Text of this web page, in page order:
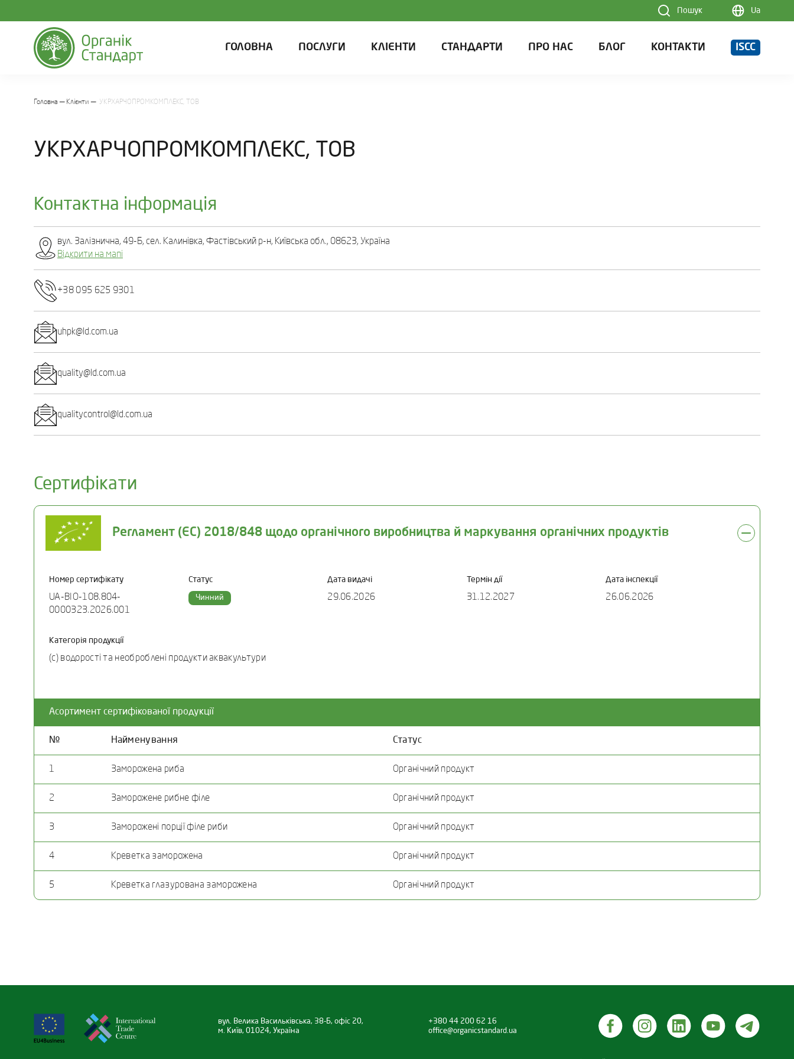
Пошук Ua
ГОЛОВНА ПОСЛУГИ КЛІЄНТИ СТАНДАРТИ ПРО НАС БЛОГ КОНТАКТИ ISCC
Головна Клієнти УКРХАРЧОПРОМКОМПЛЕКС, ТОВ
УКРХАРЧОПРОМКОМПЛЕКС, ТОВ
Контактна інформація
вул. Залізнична, 49-Б, сел. Калинівка, Фастівський р-н, Київська обл., 08623, Україна
Відкрити на мапі
+38 095 625 9301
uhpk@ld.com.ua
quality@ld.com.ua
qualitycontrol@ld.com.ua
Сертифікати
Регламент (ЄС) 2018/848 щодо органічного виробництва й маркування органічних продуктів
Номер сертифікату
UA-BIO-108.804-
0000323.2026.001
Статус
Чинний
Дата видачі
29.06.2026
Термін дії
31.12.2027
Дата інспекції
26.06.2026
Категорія продукції
(c) водорості та необроблені продукти аквакультури
Асортимент сертифікованої продукції
№ Найменування Статус
1 Заморожена риба Органічний продукт
2 Заморожене рибне філе Органічний продукт
3 Заморожені порції філе риби Органічний продукт
4 Креветка заморожена Органічний продукт
5 Креветка глазурована заморожена Органічний продукт
вул. Велика Васильківська, 38-Б, офіс 20,
м. Київ, 01024, Україна
+380 44 200 62 16
office@organicstandard.ua